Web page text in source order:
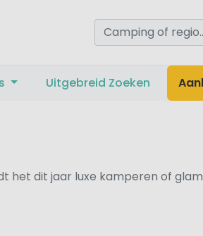
Uitgebreid Zoeken
het dit jaar luxe kamperen of